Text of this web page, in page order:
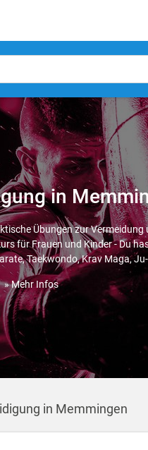
in
Übungen zur
für Frauen und Kinder - Du
Taekwondo, Krav Maga,
» Mehr Infos
in Memmingen